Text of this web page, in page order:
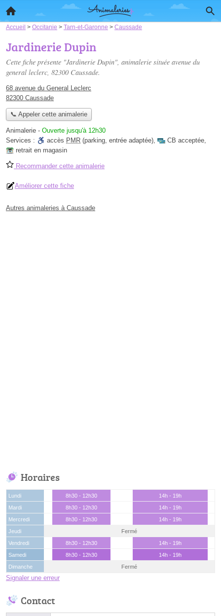
Accueil > Occitanie > Tarn-et-Garonne > Caussade
Jardinerie Dupin
Cette fiche présente "Jardinerie Dupin", animalerie située avenue du
general leclerc, 82300 Caussade.
68 avenue du General Leclerc
82300 Caussade
📞 Appeler cette animalerie
Animalerie - Ouverte jusqu'à 12h30
Services :
accès PMR (parking, entrée adaptée), CB acceptée,
retrait en magasin
Recommander cette animalerie
Améliorer cette fiche
Autres animaleries à Caussade
Horaires
Lundi 8h30 - 12h30
14h - 19h
Mardi
8h30 - 12h30
14h - 19h
Mercredi
8h30 - 12h30
14h - 19h
Jeudi
Fermé
Vendredi
8h30 - 12h30
14h - 19h
Samedi
8h30 - 12h30
14h - 19h
Dimanche
Fermé
Signaler une erreur
Contact